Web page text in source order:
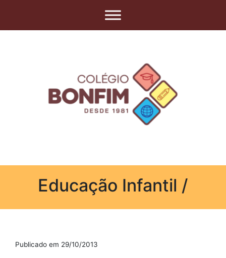
Educação Infantil /
Publicado em 29/10/2013